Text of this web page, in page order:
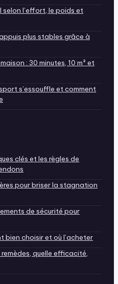
selon l’effort, le poids et
plus stables grâce à
: 30 minutes, 10 m² et
s’essouffle et comment
clés et les règles de
pour briser la stagnation
de sécurité pour
bien choisir et où l’acheter
quelle efficacité,